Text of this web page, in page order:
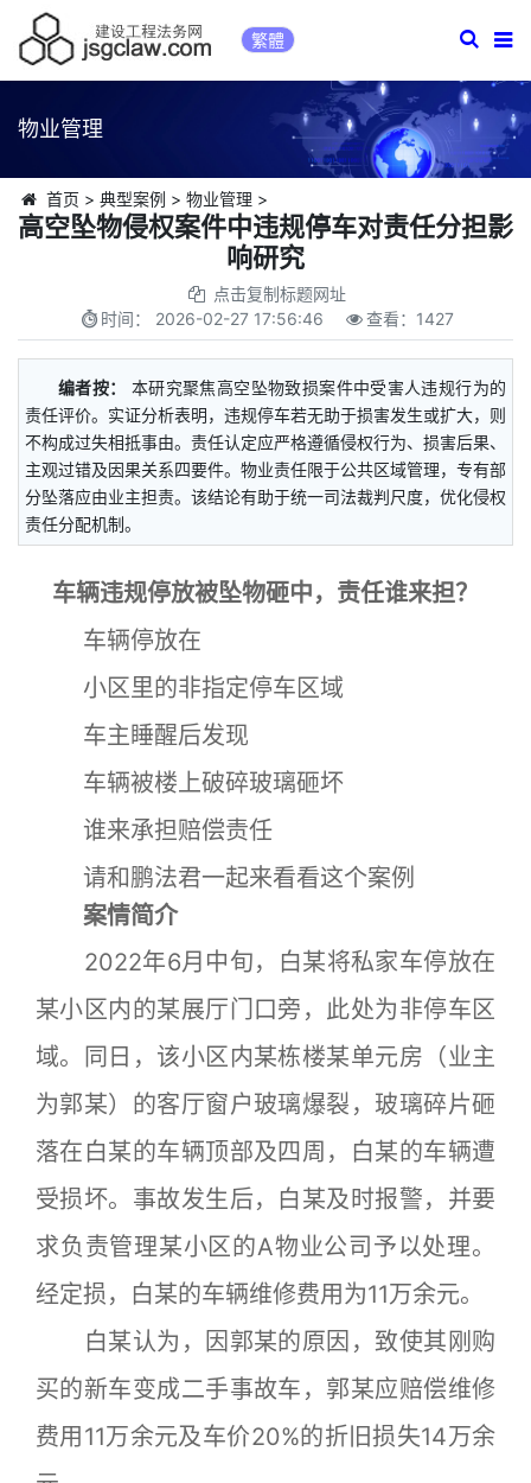
繁體
物业管理
首页 > 典型案例 > 物业管理 >
高空坠物侵权案件中违规停车对责任分担影
响研究
点击复制标题网址
时间： 2026-02-27 17:56:46 查看： 1427
编者按：
本研究聚焦高空坠物致损案件中受害人违规行为的
责任评价。实证分析表明，违规停车若无助于损害发生或扩大，则
不构成过失相抵事由。责任认定应严格遵循侵权行为、损害后果、
主观过错及因果关系四要件。物业责任限于公共区域管理，专有部
分坠落应由业主担责。该结论有助于统一司法裁判尺度，优化侵权
责任分配机制。
车辆违规停放被坠物砸中，责任谁来担？
车辆停放在
小区里的非指定停车区域
车主睡醒后发现
车辆被楼上破碎玻璃砸坏
谁来承担赔偿责任
请和鹏法君一起来看看这个案例
案情简介
2022年6月中旬，白某将私家车停放在
某小区内的某展厅门口旁，此处为非停车区
域。同日，该小区内某栋楼某单元房（业主
为郭某）的客厅窗户玻璃爆裂，玻璃碎片砸
落在白某的车辆顶部及四周，白某的车辆遭
受损坏。事故发生后，白某及时报警，并要
求负责管理某小区的A物业公司予以处理。
经定损，白某的车辆维修费用为11万余元。
白某认为，因郭某的原因，致使其刚购
买的新车变成二手事故车，郭某应赔偿维修
费用11万余元及车价20%的折旧损失14万余